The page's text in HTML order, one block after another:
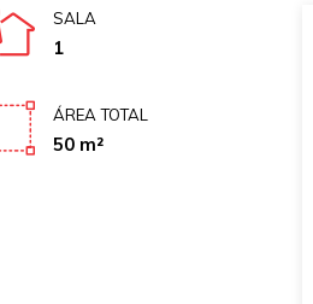
SALA
1
ÁREA TOTAL
50 m²